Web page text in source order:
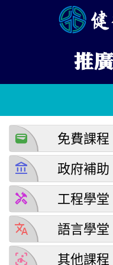
wallet 免費課程
account_balance 政府補助
handyman 工程學堂
translate 語言學堂
detection_and_zone 其他課程